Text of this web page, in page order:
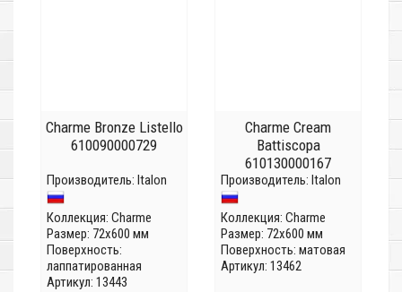
Charme Bronze Listello
610090000729
Производитель: Italon
Коллекция: Charme
Размер: 72x600 мм
Поверхность:
лаппатированная
Артикул: 13443
Charme Cream
Battiscopa
610130000167
Производитель: Italon
Коллекция: Charme
Размер: 72x600 мм
Поверхность: матовая
Артикул: 13462